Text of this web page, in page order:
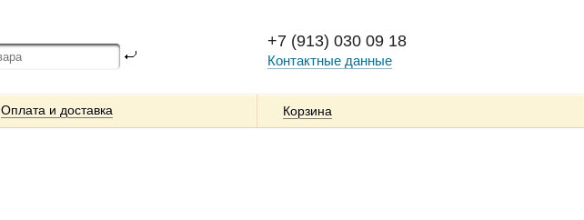
+7 (913) 030 09 18
Контактные данные
Оплата и доставка Корзина